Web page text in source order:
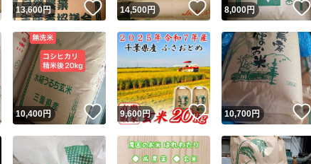
いね！
13,600円 いいね！
14,500円 いいね！
8,000円
いいね！
10,400円 いいね！
9,600円 いいね！
10,700円